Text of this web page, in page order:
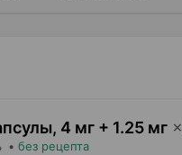
, 4 мг + 1.25 мг ×
• без рецепта